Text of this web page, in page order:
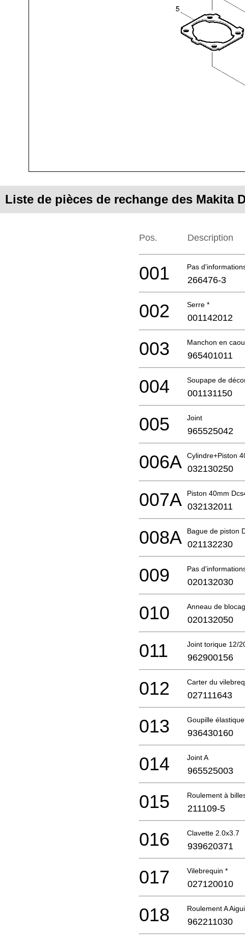
Liste de pièces de rechange des Makita
Pos. Description
Pas
001 266476-3
Serre *
002 001142012
Manchon en
003 965401011
Soupape de
004 001131150
Joint
005 965525042
Cylindre+Piston
006A 032130250
Piston 40mm
007A 032132011
Bague de piston
008A 021132230
Pas
009 020132030
Anneau de
010 020132050
Joint torique 12/
011 962900156
Carter du
012 027111643
Goupille
013 936430160
Joint A
014 965525003
Roulement à
015 211109-5
Clavette 2.0x3.7
016 939620371
Vilebrequin *
017 027120010
Roulement A
018 962211030